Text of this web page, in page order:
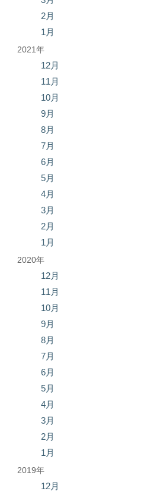
2月
1月
2021年
12月
11月
10月
9月
8月
7月
6月
5月
4月
3月
2月
1月
2020年
12月
11月
10月
9月
8月
7月
6月
5月
4月
3月
2月
1月
2019年
12月